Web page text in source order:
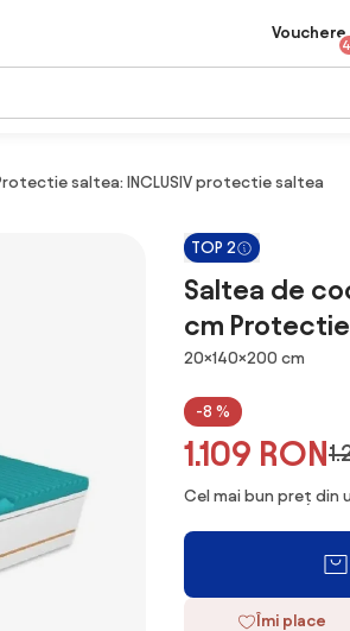
Vouchere
saltea: INCLUSIV protectie saltea
TOP 2
Saltea de
cm
Dimensiuni
20×140×200 cm
-8 %
1.109 RON
Cel mai bun preț din
Îmi place